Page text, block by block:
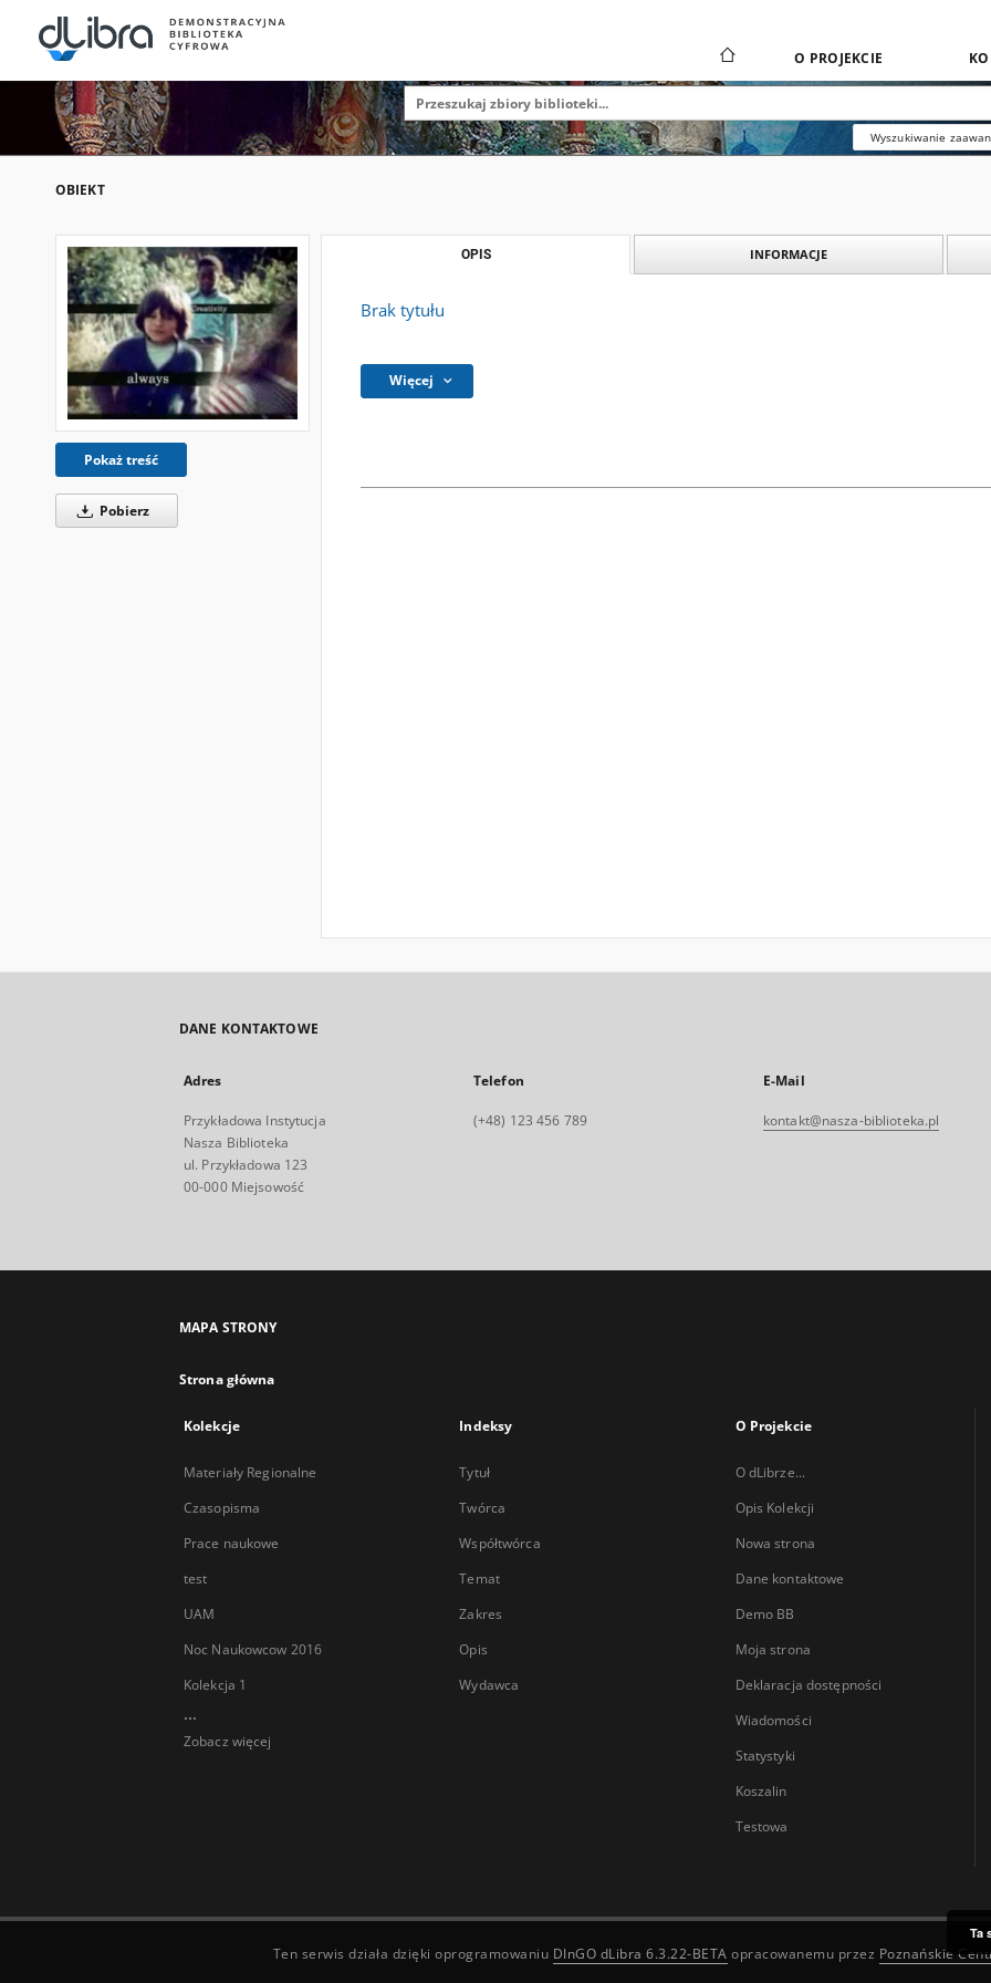
O PROJEKCIE
Wyszukiwanie
OBIEKT
Pokaż treść
Pobierz
OPIS INFORMACJE
Brak tytułu
Więcej
DANE KONTAKTOWE
Adres
Przykładowa Instytucja
Nasza Biblioteka
ul. Przykładowa 123
00-000 Miejsowość
Telefon
(+48) 123 456 789
E-Mail
kontakt@nasza-biblioteka.pl
MAPA STRONY
Strona główna
Kolekcje
Materiały Regionalne
Czasopisma
Prace naukowe
test
UAM
Noc Naukowcow 2016
Kolekcja 1
...
Zobacz więcej
Indeksy
Tytuł
Twórca
Współtwórca
Temat
Zakres
Opis
Wydawca
O Projekcie
O dLibrze...
Opis Kolekcji
Nowa strona
Dane kontaktowe
Demo BB
Moja strona
Deklaracja dostępności
Wiadomości
Statystyki
Koszalin
Testowa
Ten serwis działa dzięki oprogramowaniu DInGO dLibra 6.3.22-BETA opracowanemu przez Poznańskie
Ta